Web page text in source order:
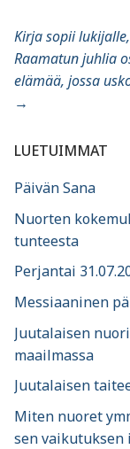
Kirja sopii
Raamatun juhlia
elämää, jossa
→
LUETUIMMAT
Päivän Sana
Nuorten
tunteesta
Perjantai
Messiaaninen
Juutalaisen
maailmassa
Juutalaisen
Miten nuoret
sen